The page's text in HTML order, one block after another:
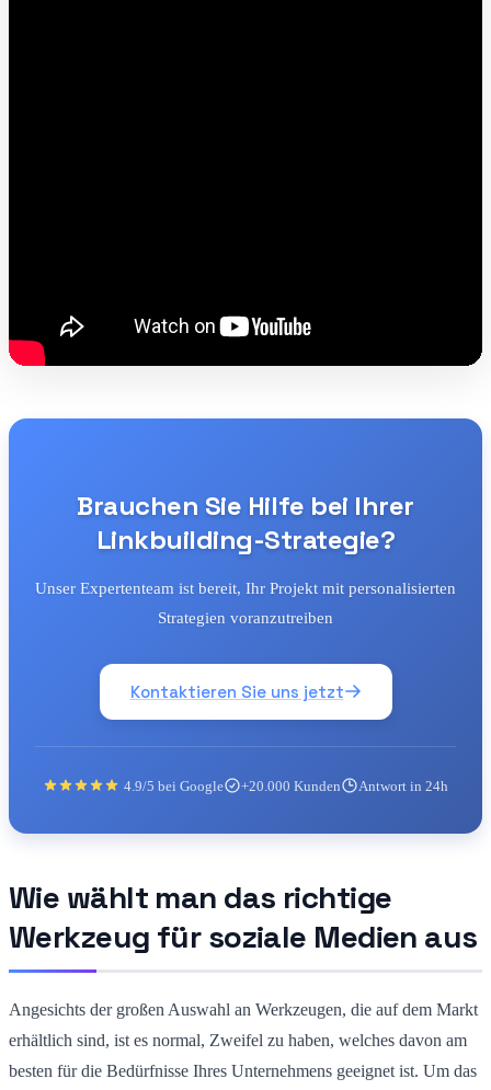
Brauchen Sie Hilfe bei Ihrer
Linkbuilding-Strategie?
Unser Expertenteam ist bereit, Ihr Projekt mit personalisierten
Strategien voranzutreiben
Kontaktieren Sie uns jetzt
4.9/5 bei Google +20.000 Kunden Antwort in 24h
Wie wählt man das richtige
Werkzeug für soziale Medien aus
Angesichts der großen Auswahl an Werkzeugen, die auf dem Markt
erhältlich sind, ist es normal, Zweifel zu haben, welches davon am
besten für die Bedürfnisse Ihres Unternehmens geeignet ist. Um das